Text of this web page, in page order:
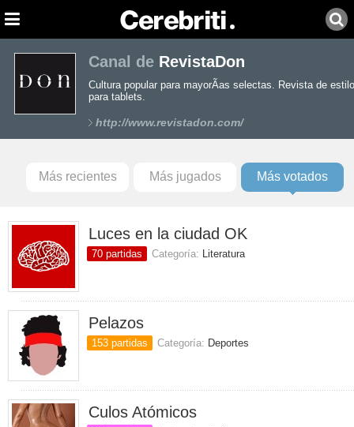
Canal de RevistaDon
Cultura popular para mayorÃ­as selectas. Revista de
para tablets.
http://www.revistadon.com/
Más recientes Más jugados Más votados
Luces en la ciudad OK
70 partidas Categoría: Literatura
Pelazos
153 partidas Categoría: Deportes
Culos Atómicos